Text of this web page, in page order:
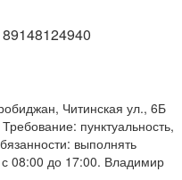
Читинская ул., 6Б
пунктуальность,
выполнять
08:00 до 17:00. Владимир